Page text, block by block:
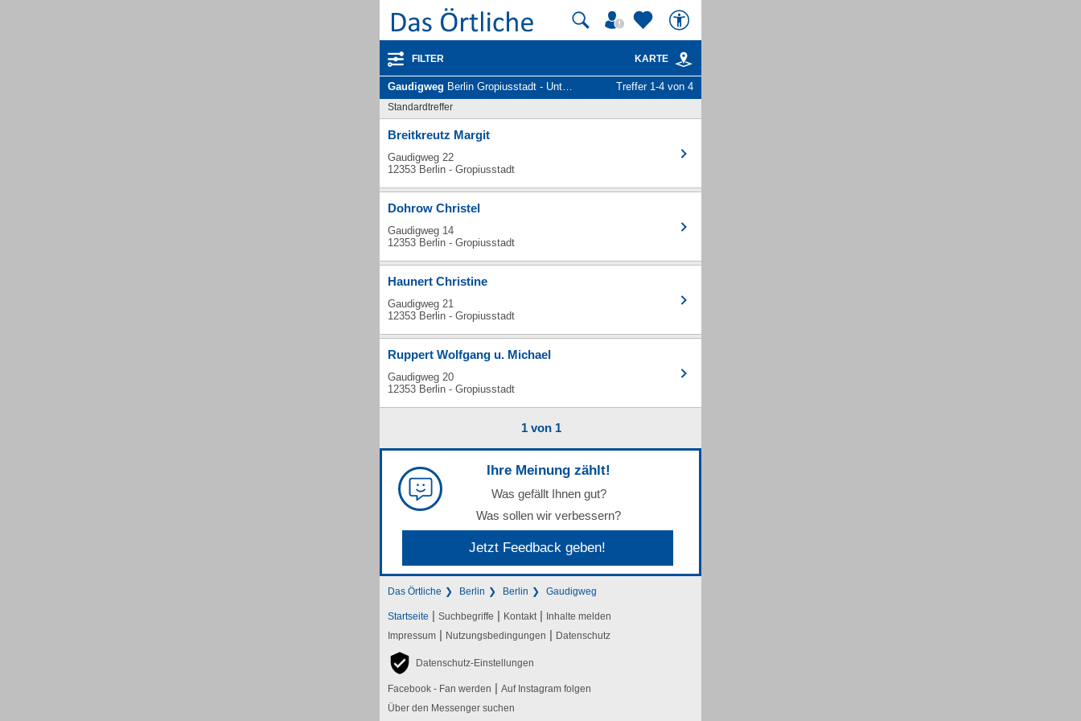
FILTER KARTE
Gaudigweg Berlin Gropiusstadt - Unternehmen und Personen Treffer 1-4 von 4
Standardtreffer
Breitkreutz Margit
Gaudigweg 22
12353 Berlin - Gropiusstadt
Dohrow Christel
Gaudigweg 14
12353 Berlin - Gropiusstadt
Haunert Christine
Gaudigweg 21
12353 Berlin - Gropiusstadt
Ruppert Wolfgang u. Michael
Gaudigweg 20
12353 Berlin - Gropiusstadt
1 von 1
Ihre Meinung zählt!
Was gefällt Ihnen gut?
Was sollen wir verbessern?
Jetzt Feedback geben!
Das Örtliche Berlin Berlin Gaudigweg
Startseite | Suchbegriffe | Kontakt | Inhalte melden
Impressum | Nutzungsbedingungen | Datenschutz
Datenschutz-Einstellungen
Facebook - Fan werden | Auf Instagram folgen
Über den Messenger suchen